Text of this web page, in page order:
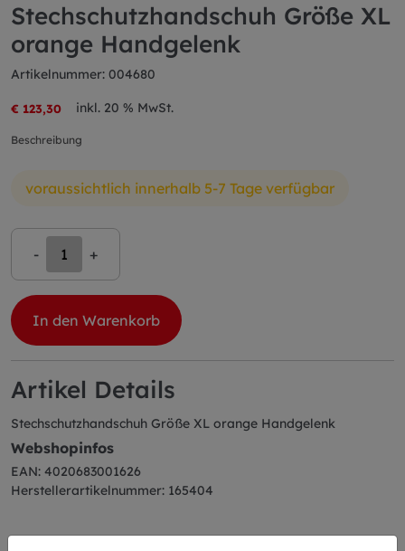
Stechschutzhandschuh Größe XL
orange Handgelenk
Artikelnummer: 004680
€ 123,30 inkl. 20 % MwSt.
Beschreibung
voraussichtlich innerhalb 5-7 Tage verfügbar
- +
In den Warenkorb
Artikel Details
Stechschutzhandschuh Größe XL orange Handgelenk
Webshopinfos
EAN: 4020683001626
Herstellerartikelnummer: 165404